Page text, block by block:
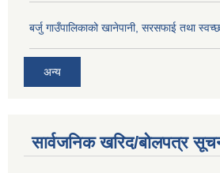
बर्जु गाउँपालिकाको खानेपानी, सरसफाई तथा
अन्य
सार्वजनिक खरिद/बोलपत्र